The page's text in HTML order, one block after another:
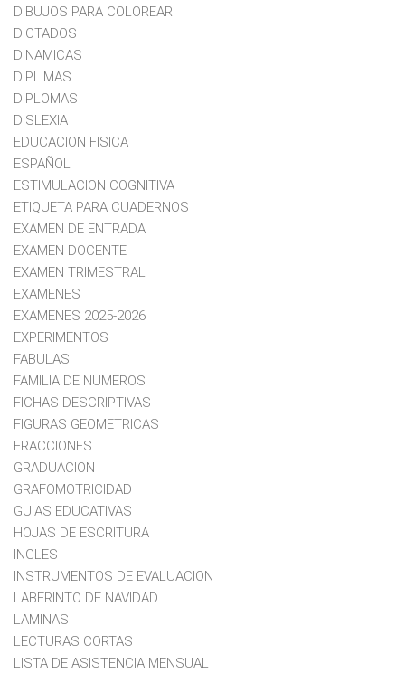
DIBUJOS PARA COLOREAR
DICTADOS
DINAMICAS
DIPLIMAS
DIPLOMAS
DISLEXIA
EDUCACION FISICA
ESPAÑOL
ESTIMULACION COGNITIVA
ETIQUETA PARA CUADERNOS
EXAMEN DE ENTRADA
EXAMEN DOCENTE
EXAMEN TRIMESTRAL
EXAMENES
EXAMENES 2025-2026
EXPERIMENTOS
FABULAS
FAMILIA DE NUMEROS
FICHAS DESCRIPTIVAS
FIGURAS GEOMETRICAS
FRACCIONES
GRADUACION
GRAFOMOTRICIDAD
GUIAS EDUCATIVAS
HOJAS DE ESCRITURA
INGLES
INSTRUMENTOS DE EVALUACION
LABERINTO DE NAVIDAD
LAMINAS
LECTURAS CORTAS
LISTA DE ASISTENCIA MENSUAL